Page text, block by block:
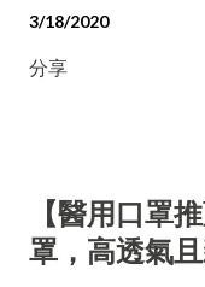
3/18/2020
分享
【醫用口罩
罩，高透氣